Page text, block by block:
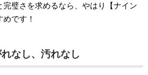
完璧さを求めるなら、やはり【ナイン
です！
なし、汚れなし